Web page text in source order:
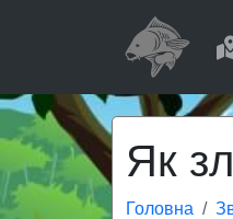
Як
Головна